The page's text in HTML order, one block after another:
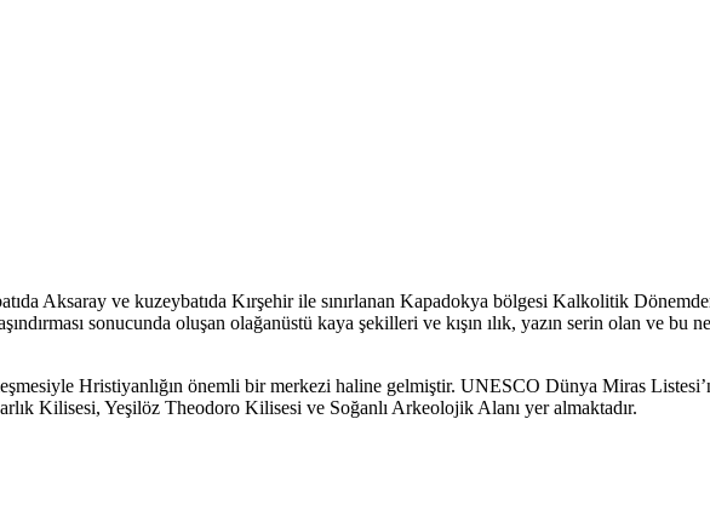
Aksaray ve kuzeybatıda Kırşehir ile sınırlanan Kapadokya bölgesi Kalkolitik
sonucunda oluşan olağanüstü kaya şekilleri ve kışın ılık, yazın serin olan ve
Hristiyanlığın önemli bir merkezi haline gelmiştir. UNESCO Dünya Miras
Kilisesi, Yeşilöz Theodoro Kilisesi ve Soğanlı Arkeolojik Alanı yer almaktadır.